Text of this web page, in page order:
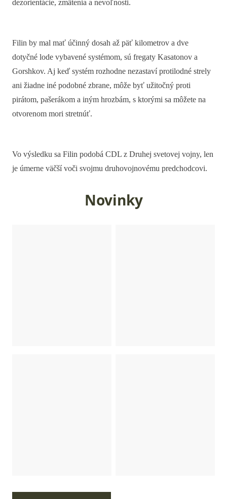
dezorientácie, zmätenia a nevoľnosti.
Filin by mal mať účinný dosah až päť kilometrov a dve
dotyčné lode vybavené systémom, sú fregaty Kasatonov a
Gorshkov. Aj keď systém rozhodne nezastaví protilodné strely
ani žiadne iné podobné zbrane, môže byť užitočný proti
pirátom, pašerákom a iným hrozbám, s ktorými sa môžete na
otvorenom mori stretnúť.
Vo výsledku sa Filin podobá CDL z Druhej svetovej vojny, len
je úmerne väčší voči svojmu druhovojnovému predchodcovi.
Novinky